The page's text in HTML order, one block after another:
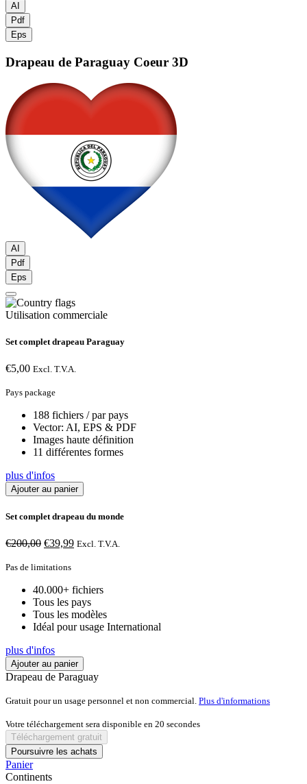
AI
Pdf
Eps
Drapeau de Paraguay Coeur 3D
AI
Pdf
Eps
Utilisation commerciale
Set complet drapeau Paraguay
€5,00 Excl. T.V.A.
Pays package
188 fichiers / par pays
Vector: AI, EPS & PDF
Images haute définition
11 différentes formes
plus d'infos
Ajouter au panier
Set complet drapeau du monde
€200,00 Le
initial
€200,00.
€39,99Le
€39,99.
Excl. T.V.A.
Pas de limitations
40.000+ fichiers
Tous les pays
Tous les modèles
Idéal pour usage International
plus d'infos
Ajouter au panier
Drapeau de Paraguay
Gratuit pour un usage personnel et non commercial. Plus d'informations
Votre téléchargement sera disponible en 20 secondes
Téléchargement gratuit
Poursuivre les achats
Panier
Continents